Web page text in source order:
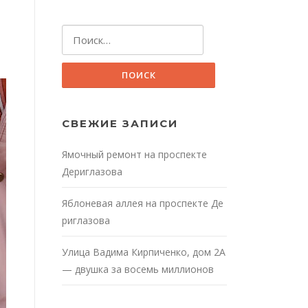
СВЕЖИЕ ЗАПИСИ
Ямочный ремонт на проспекте
Дериглазова
Яблоневая аллея на проспекте Де
риглазова
Улица Вадима Кирпиченко, дом 2А
— двушка за восемь миллионов